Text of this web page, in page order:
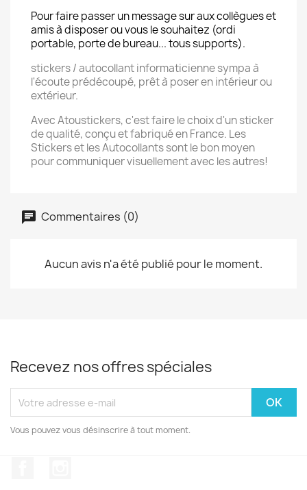
Pour faire passer un message sur aux collègues et
amis à disposer ou vous le souhaitez (ordi
portable, porte de bureau... tous supports).
stickers / autocollant informaticienne sympa à
l'écoute prédécoupé, prêt à poser en intérieur ou
extérieur.
Avec Atoustickers, c'est faire le choix d'un sticker
de qualité, conçu et fabriqué en France. Les
Stickers et les Autocollants sont le bon moyen
pour communiquer visuellement avec les autres!
Commentaires (0)
Aucun avis n'a été publié pour le moment.
Recevez nos offres spéciales
Vous pouvez vous désinscrire à tout moment.